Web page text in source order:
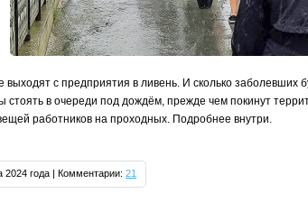
выходят с предприятия в ливень. И сколько заболевших
в очереди под дождём, прежде чем покинут
работников на проходных. Подробнее внутри.
2024 года | Комментарии: 21